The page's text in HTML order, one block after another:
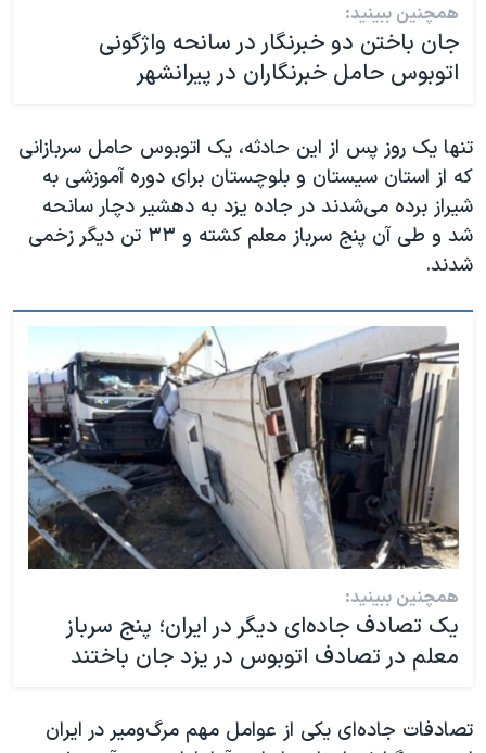
همچنین ببینید:
جان باختن دو خبرنگار در سانحه واژگونی
اتوبوس حامل خبرنگاران در پیرانشهر
تنها یک روز پس از این حادثه، یک اتوبوس حامل سربازانی
که از استان سیستان و بلوچستان برای دوره آموزشی به
شیراز برده می‌شدند در جاده یزد به دهشیر دچار سانحه
شد و طی آن پنج سرباز معلم کشته و ۳۳ تن دیگر زخمی
شدند.
همچنین ببینید:
یک تصادف جاده‌ای دیگر در ایران؛ پنج سرباز
معلم در تصادف اتوبوس در یزد جان باختند
تصادفات جاده‌ای یکی از عوامل مهم مرگ‌ومیر در ایران